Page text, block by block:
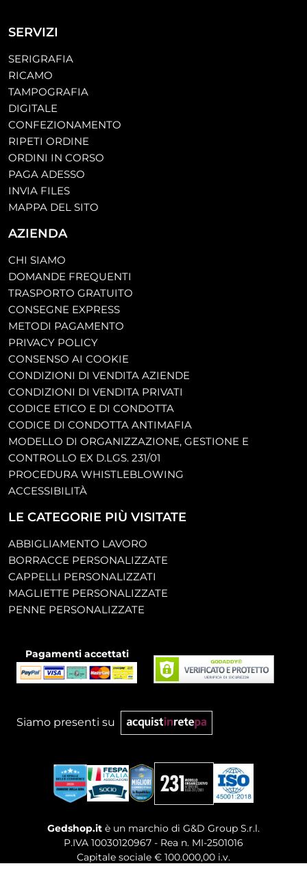
SERVIZI
SERIGRAFIA
RICAMO
TAMPOGRAFIA
DIGITALE
CONFEZIONAMENTO
RIPETI ORDINE
ORDINI IN CORSO
PAGA ADESSO
INVIA FILES
MAPPA DEL SITO
AZIENDA
CHI SIAMO
DOMANDE FREQUENTI
TRASPORTO GRATUITO
CONSEGNE EXPRESS
METODI PAGAMENTO
PRIVACY POLICY
CONSENSO AI COOKIE
CONDIZIONI DI VENDITA AZIENDE
CONDIZIONI DI VENDITA PRIVATI
CODICE ETICO E DI CONDOTTA
CODICE DI CONDOTTA ANTIMAFIA
MODELLO DI ORGANIZZAZIONE, GESTIONE E
CONTROLLO EX D.LGS. 231/01
PROCEDURA WHISTLEBLOWING
ACCESSIBILITÀ
LE CATEGORIE PIÙ VISITATE
ABBIGLIAMENTO LAVORO
BORRACCE PERSONALIZZATE
CAPPELLI PERSONALIZZATI
MAGLIETTE PERSONALIZZATE
PENNE PERSONALIZZATE
Pagamenti accettati
Siamo presenti su
Gedshop.it è un marchio di G&D Group S.r.l.
P.IVA 10030120967 - Rea n. MI-2501016
Capitale sociale € 100.000,00 i.v.